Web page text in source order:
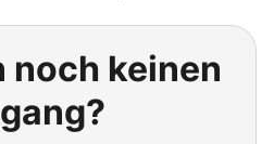
noch keinen